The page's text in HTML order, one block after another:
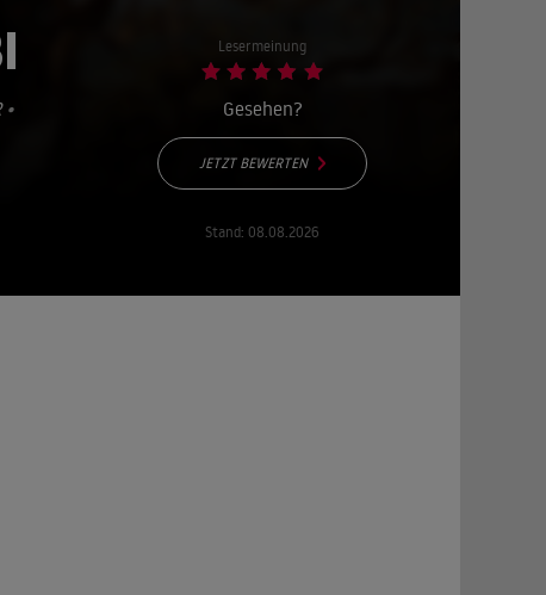
•
Lesermeinung
Gesehen?
JETZT BEWERTEN
Stand: 08.08.2026